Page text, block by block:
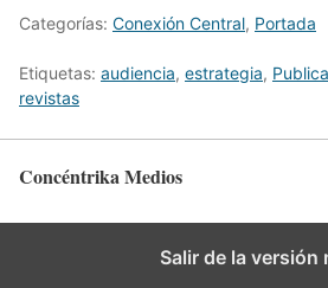
Categorías: Conexión Central, Portada
Etiquetas: audiencia, estrategia,
revistas
Concéntrika Medios
Salir de la versión